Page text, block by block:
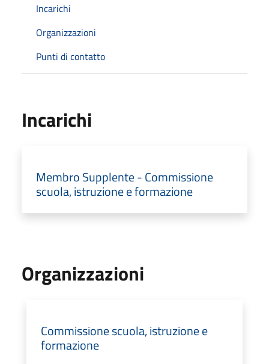
Incarichi
Organizzazioni
Punti di contatto
Incarichi
Membro Supplente - Commissione
scuola, istruzione e formazione
Organizzazioni
Commissione scuola, istruzione e
formazione